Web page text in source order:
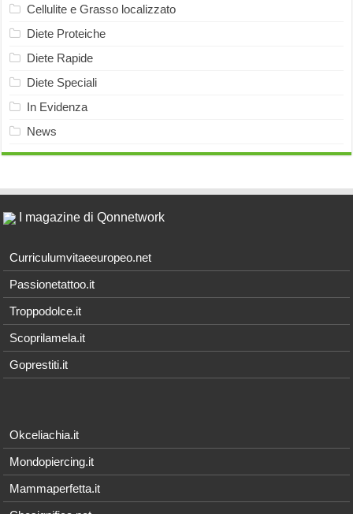
Cellulite e Grasso localizzato
Diete Proteiche
Diete Rapide
Diete Speciali
In Evidenza
News
I magazine di Qonnetwork
Curriculumvitaeeuropeo.net
Passionetattoo.it
Troppodolce.it
Scoprilamela.it
Goprestiti.it
Okceliachia.it
Mondopiercing.it
Mammaperfetta.it